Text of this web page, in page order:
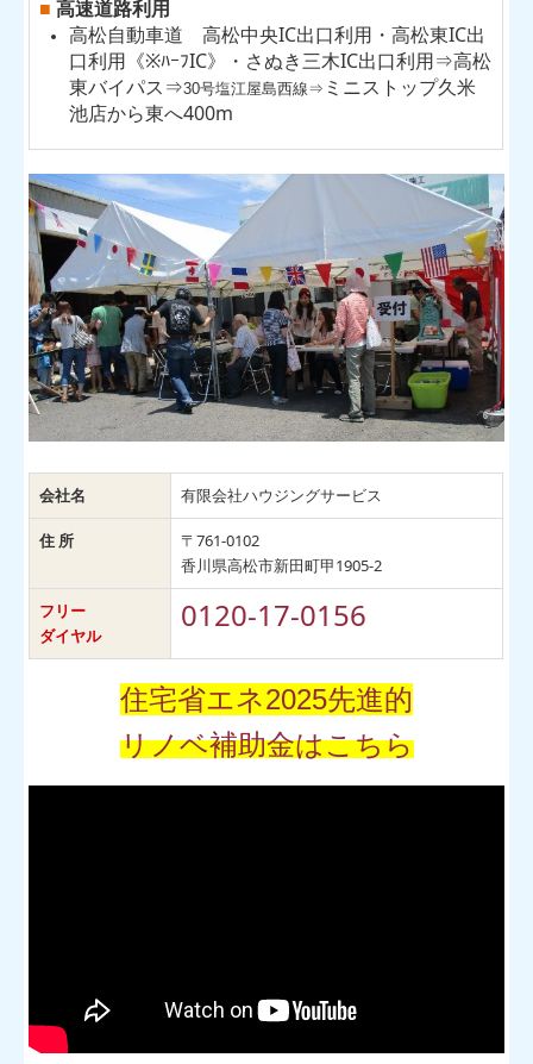
会社名 有限会社ハウジングサービス
住 所
〒761-0102
香川県高松市新田町甲1905-2
フリー
ダイヤル
0120-17-0156
住宅省エネ2025先進的
リノベ補助金はこちら
■ 高速道路利用
高松自動車道 高松中央IC出口利用・高松東IC出
口利用《※ﾊｰﾌIC》・さぬき三木IC出口利用⇒高松
東バイパス⇒30号塩江屋島西線⇒ ミニストップ久米
池店から東へ400m